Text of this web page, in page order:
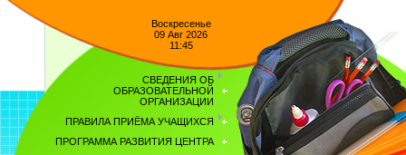
Воскресенье
09 Авг 2026
11:45
СВЕДЕНИЯ ОБ
ОБРАЗОВАТЕЛЬНОЙ
ОРГАНИЗАЦИИ
ПРАВИЛА ПРИЁМА УЧАЩИХСЯ
ПРОГРАММА РАЗВИТИЯ ЦЕНТРА